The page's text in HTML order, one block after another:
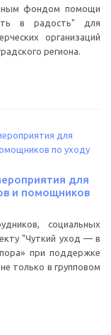
фондом помощи
в радость" для
организаций
региона.
для
и помощников
социальных
"Чуткий уход — в
при поддержке
только в групповом